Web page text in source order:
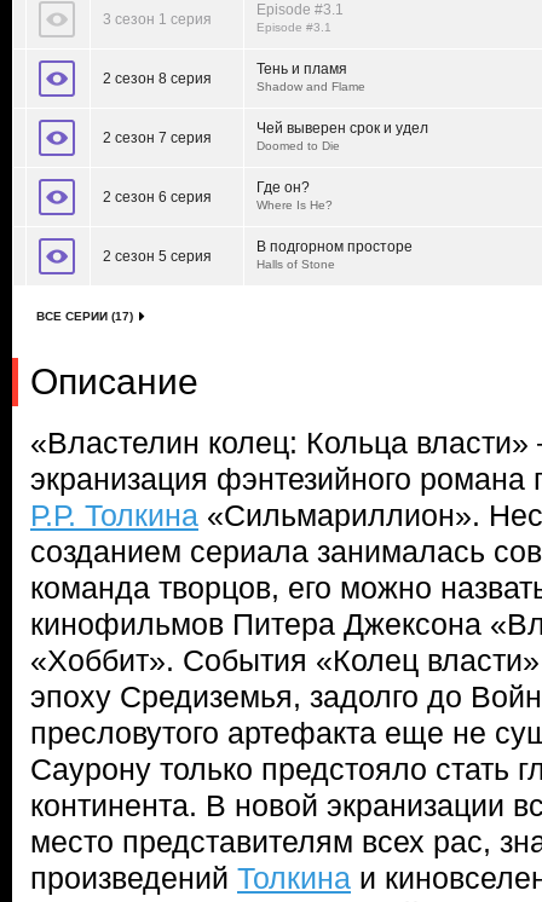
3 сезон 1 серия
Episode #3.1
Episode #3.1
2 сезон 8 серия
Тень и пламя
Shadow and Flame
2 сезон 7 серия
Чей выверен срок и удел
Doomed to Die
2 сезон 6 серия
Где он?
Where Is He?
2 сезон 5 серия
В подгорном просторе
Halls of Stone
ВСЕ СЕРИИ (17)
Описание
«Властелин колец: Кольца
экранизация фэнтезийного
Р.Р. Толкина «Сильмариллион».
созданием сериала занималась
команда творцов, его можно
кинофильмов Питера Джексона
«Хоббит». События «Колец
эпоху Средиземья, задолго до
пресловутого артефакта еще не
Саурону только предстояло стать
континента. В новой экранизации
место представителям всех рас,
произведений Толкина и